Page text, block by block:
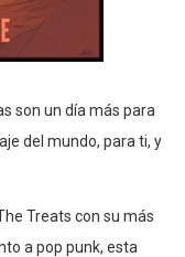
son un día más para
del mundo, para ti, y
Treats con su más
a pop punk, esta